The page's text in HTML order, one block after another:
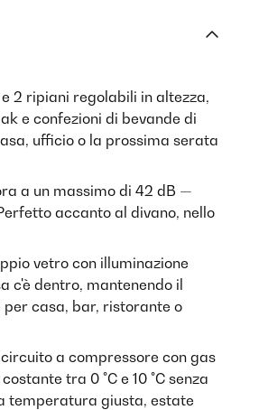
2 ripiani regolabili in altezza,
e confezioni di bevande di
ufficio o la prossima serata
a un massimo di 42 dB —
accanto al divano, nello
vetro con illuminazione
c'è dentro, mantenendo il
casa, bar, ristorante o
a compressore con gas
tra 0 °C e 10 °C senza
temperatura giusta, estate